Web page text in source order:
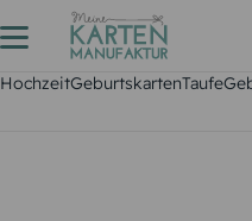
HochzeitGeburtskartenTaufe